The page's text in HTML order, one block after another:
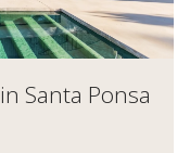
Santa Ponsa